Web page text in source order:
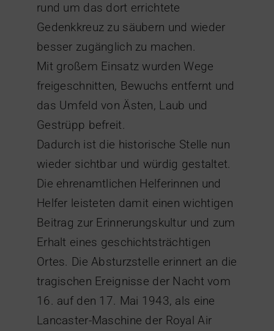
rund um das dort errichtete
Gedenkkreuz zu säubern und wieder
besser zugänglich zu machen.
Mit großem Einsatz wurden Wege
freigeschnitten, Bewuchs entfernt und
das Umfeld von Ästen, Laub und
Gestrüpp befreit.
Dadurch ist die historische Stelle nun
wieder sichtbar und würdig gestaltet.
Die ehrenamtlichen Helferinnen und
Helfer leisteten damit einen wichtigen
Beitrag zur Erinnerungskultur und zum
Erhalt eines geschichtsträchtigen
Ortes. Die Absturzstelle erinnert an die
tragischen Ereignisse der Nacht vom
16. auf den 17. Mai 1943, als eine
Lancaster-Maschine der Royal Air